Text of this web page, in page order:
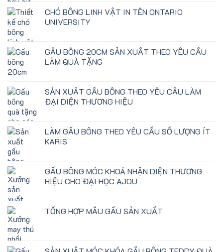
CHÓ BÔNG LINH VẬT IN TÊN ONTARIO
UNIVERSITY
GẤU BÔNG 20CM SẢN XUẤT THEO YÊU CẦU
LÀM QUÀ TẶNG
SẢN XUẤT GẤU BÔNG THEO YÊU CẦU LÀM
ĐẠI DIỆN THƯƠNG HIỆU
LÀM GẤU BÔNG THEO YÊU CẦU SỐ LƯỢNG ÍT
KARIS
GẤU BÔNG MÓC KHOÁ NHẬN DIỆN THƯƠNG
HIỆU CHO ĐẠI HỌC AJOU
TỔNG HỢP MẪU GẤU SẢN XUẤT